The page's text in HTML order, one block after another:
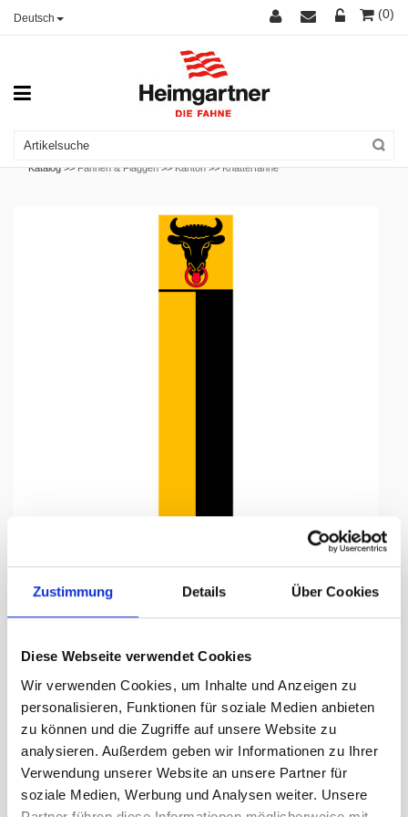
Zustimmung Details Über Cookies
Diese Webseite verwendet Cookies
Wir verwenden Cookies, um Inhalte und Anzeigen zu
personalisieren, Funktionen für soziale Medien anbieten
zu können und die Zugriffe auf unsere Website zu
analysieren. Außerdem geben wir Informationen zu Ihrer
Verwendung unserer Website an unsere Partner für
soziale Medien, Werbung und Analysen weiter. Unsere
Deutsch (0)
Katalog >>Fahnen & Flaggen >>Kanton >>Knatterfahne
Knatterfahne, Kanton bedruckt
Uri, 120 x 600 cm
354.65 CHF